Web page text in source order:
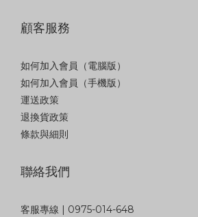
顧客服務
如何加入會員（電腦版）
如何加入會員（手機版）
運送政策
退換貨政策
條款與細則
聯絡我們
客服專線 | 0975-014-648